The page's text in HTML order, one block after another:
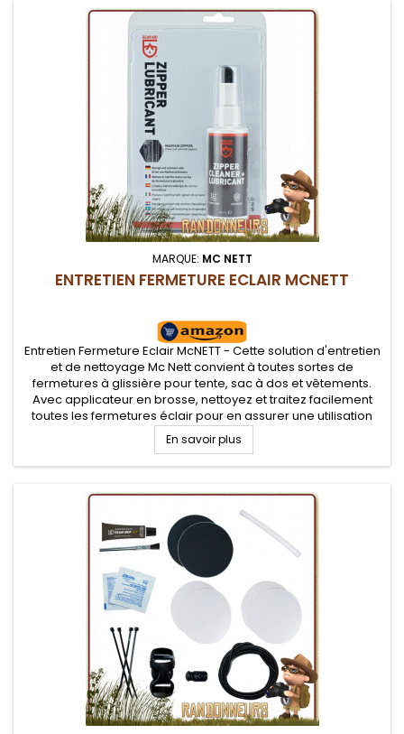
MARQUE: MC NETT
ENTRETIEN FERMETURE ECLAIR MCNETT
Entretien Fermeture Eclair McNETT - Cette solution d'entretien
et de nettoyage Mc Nett convient à toutes sortes de
fermetures à glissière pour tente, sac à dos et vêtements.
Avec applicateur en brosse, nettoyez et traitez facilement
toutes les fermetures éclair pour en assurer une utilisation
plus perenne.
En savoir plus